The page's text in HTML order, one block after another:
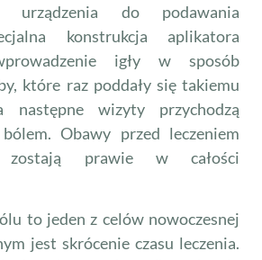
urządzenia do podawania
konstruk­cja aplikatora
igły w sposób
które raz poddały się takiemu
następne wizyty przychodzą
Obawy przed leczeniem
zostają prawie w całości
to jeden z celów nowoczesnej
jest skrócenie czasu leczenia.